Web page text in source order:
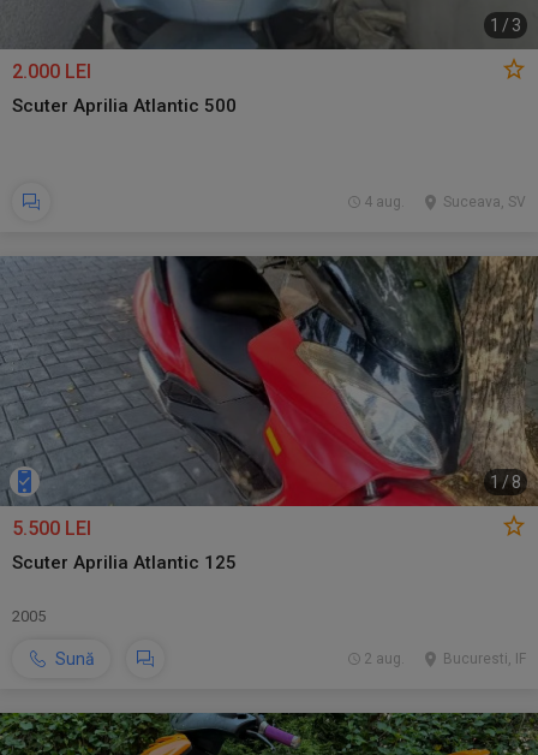
1 / 3
2.000 LEI
Scuter Aprilia Atlantic 500
Suceava, SV
4 aug.
1 /8
5.500 LEI
Scuter Aprilia Atlantic 125
2005
Sună Bucuresti, IF
2 aug.